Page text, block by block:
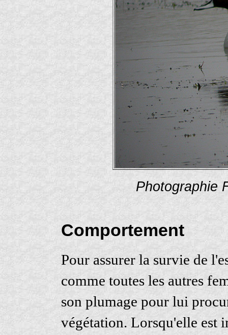
Photographie
Comportement
Pour assurer la survie de
comme toutes les autres
son plumage pour lui
végétation. Lorsqu'elle est